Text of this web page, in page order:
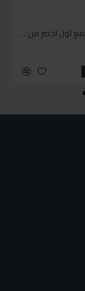
بوليش و شمع لون اخضر من سوناكس